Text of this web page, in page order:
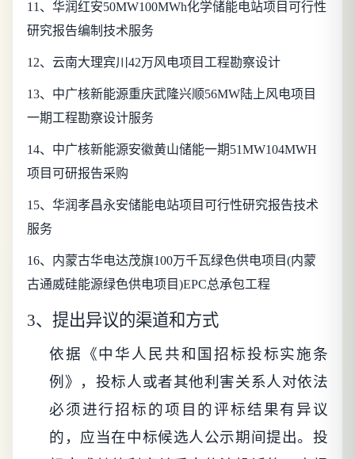
11、华润红安50MW100MWh化学储能电站项目可行性
研究报告编制技术服务
12、云南大理宾川42万风电项目工程勘察设计
13、中广核新能源重庆武隆兴顺56MW陆上风电项目
一期工程勘察设计服务
14、中广核新能源安徽黄山储能一期51MW104MWH
项目可研报告采购
15、华润孝昌永安储能电站项目可行性研究报告技术
服务
16、内蒙古华电达茂旗100万千瓦绿色供电项目(内蒙
古通威硅能源绿色供电项目)EPC总承包工程
3、 提出异议的渠道和方式
依据《中华人民共和国招标投标实施条
例》，投标人或者其他利害关系人对依法
必须进行招标的项目的评标结果有异议
的，应当在中标候选人公示期间提出。投